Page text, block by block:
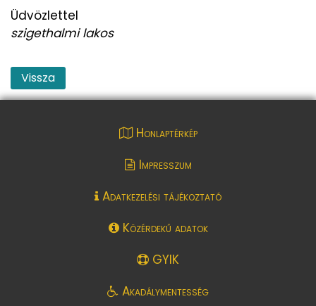
Üdvözlettel
szigethalmi lakos
Vissza
Honlaptérkép
Impresszum
Adatkezelési tájékoztató
Közérdekű adatok
GYIK
Akadálymentesség